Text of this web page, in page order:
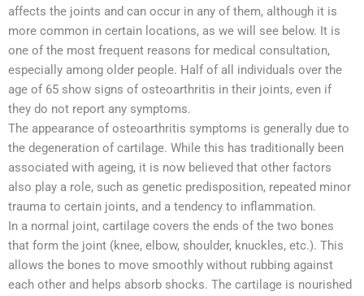
affects the joints and can occur in any of them, although it is
more common in certain locations, as we will see below. It is
one of the most frequent reasons for medical consultation,
especially among older people. Half of all individuals over the
age of 65 show signs of osteoarthritis in their joints, even if
they do not report any symptoms.
The appearance of osteoarthritis symptoms is generally due to
the degeneration of cartilage. While this has traditionally been
associated with ageing, it is now believed that other factors
also play a role, such as genetic predisposition, repeated minor
trauma to certain joints, and a tendency to inflammation.
In a normal joint, cartilage covers the ends of the two bones
that form the joint (knee, elbow, shoulder, knuckles, etc.). This
allows the bones to move smoothly without rubbing against
each other and helps absorb shocks. The cartilage is nourished